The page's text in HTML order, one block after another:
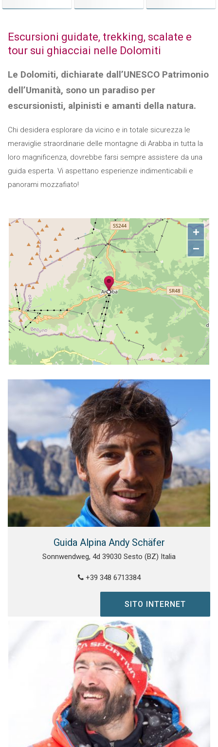
Escursioni guidate, trekking, scalate e
tour sui ghiacciai nelle Dolomiti
Le Dolomiti, dichiarate dall’UNESCO Patrimonio
dell’Umanità, sono un paradiso per
escursionisti, alpinisti e amanti della natura.
Chi desidera esplorare da vicino e in totale sicurezza le
meraviglie straordinarie delle montagne di Arabba in tutta la
loro magnificenza, dovrebbe farsi sempre assistere da una
guida esperta. Vi aspettano esperienze indimenticabili e
panorami mozzafiato!
+
−
Guida Alpina Andy Schäfer
Sonnwendweg, 4d 39030 Sesto (BZ) Italia
+39 348 6713384
SITO INTERNET